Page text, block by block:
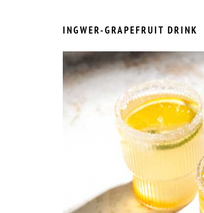
INGWER-GRAPEFRUIT DRINK